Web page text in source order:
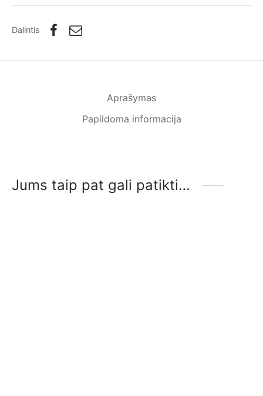
Dalintis
Aprašymas
Papildoma informacija
Jums taip pat gali patikti…